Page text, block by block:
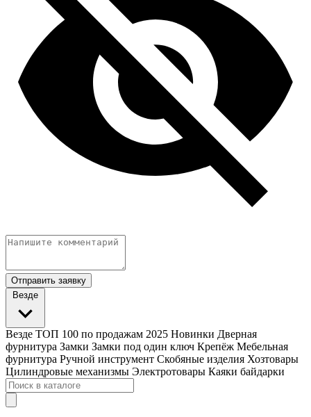
Отправить заявку
Везде
Везде ТОП 100 по продажам 2025 Новинки Дверная
фурнитура Замки Замки под один ключ Крепёж Мебельная
фурнитура Ручной инструмент Скобяные изделия Хозтовары
Цилиндровые механизмы Электротовары Каяки байдарки